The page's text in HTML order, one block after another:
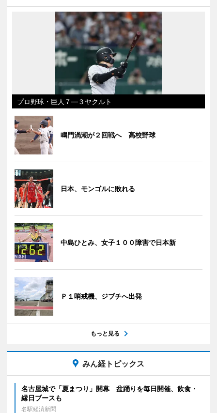
プロ野球・巨人７―３ヤクルト
鳴門渦潮が２回戦へ 高校野球
日本、モンゴルに敗れる
中島ひとみ、女子１００障害で日本新
Ｐ１哨戒機、ジブチへ出発
もっと見る
みん経トピックス
名古屋城で「夏まつり」開幕 盆踊りを毎日開催、飲食・
縁日ブースも
名駅経済新聞